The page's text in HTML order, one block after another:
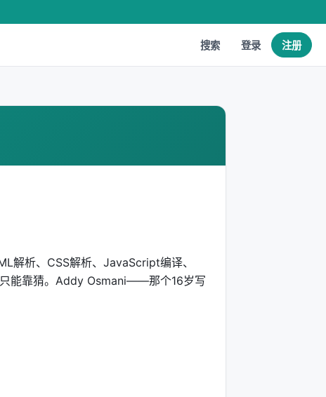
搜索 登录 注册
解析、CSS解析、JavaScript编译、
能靠猜。Addy Osmani——那个16岁写